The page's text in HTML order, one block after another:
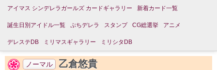
アイマス シンデレラガールズ カードギャラリー 新着カード一覧
誕生日別アイドル一覧 ぷちデレラ スタンプ CG総選挙 アニメ
デレステDB ミリマスギャラリー ミリシタDB
ノーマル 乙倉悠貴